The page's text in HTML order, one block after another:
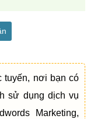
tuyến, nơi bạn có
sử dụng dịch vụ
Marketing,